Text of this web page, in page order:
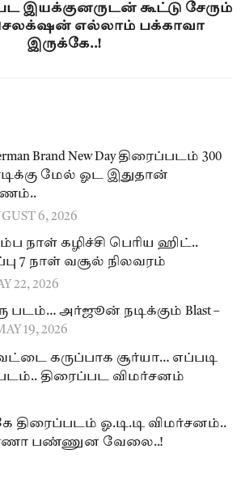
இயக்குனருடன் கூட்டு சேரும்
செலக்‌ஷன் எல்லாம் பக்காவா
இருக்கே..!
Brand New Day திரைப்படம் 300
மேல் ஓட இதுதான்
6, 2026
நாள் கழிச்சி பெரிய ஹிட்..
7 நாள் வசூல் நிலவரம்
22, 2026
படம்… அர்ஜூன் நடிக்கும் Blast –
19, 2026
வேட்டை கருப்பாக சூர்யா… எப்படி
படம்.. திரைப்பட விமர்சனம்
திரைப்படம் ஓ.டி.டி விமர்சனம்..
பண்ணுன வேலை..!